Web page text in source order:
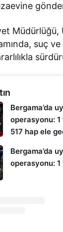
Müdürlüğü,
suç
Bergama’da
operasyonu:
517 hap ele
Bergama’da
operasyonu: